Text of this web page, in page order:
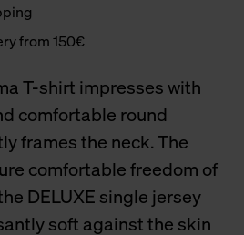
from 150€
T-shirt impresses with
comfortable round
frames the neck. The
comfortable freedom of
DELUXE single jersey
soft against the skin